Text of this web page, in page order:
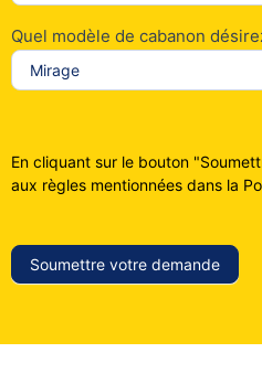
Quel modèle de cabanon
En cliquant sur le bouton
aux règles mentionnées dans la
Soumettre votre demande